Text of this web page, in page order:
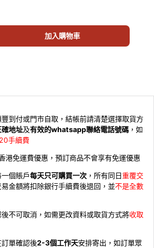
魔女 Multiuse 2 65082 數量
加入購物車
豐到付或門市自取，結帳前請清楚選擇取貨方
確地址及有效的whatsapp聯絡電話號碼 ，如
手續費
港免運費優惠，預訂商品不會享有免運優惠
個賬戶每天只可購買一次 ，所有同日重覆交
易金額將扣除銀行手續費後退回，並不是全數
後不可取消，如需更改資料或取貨方式將收取
訂單確認後2-3個工作天安排寄出，如訂單眾